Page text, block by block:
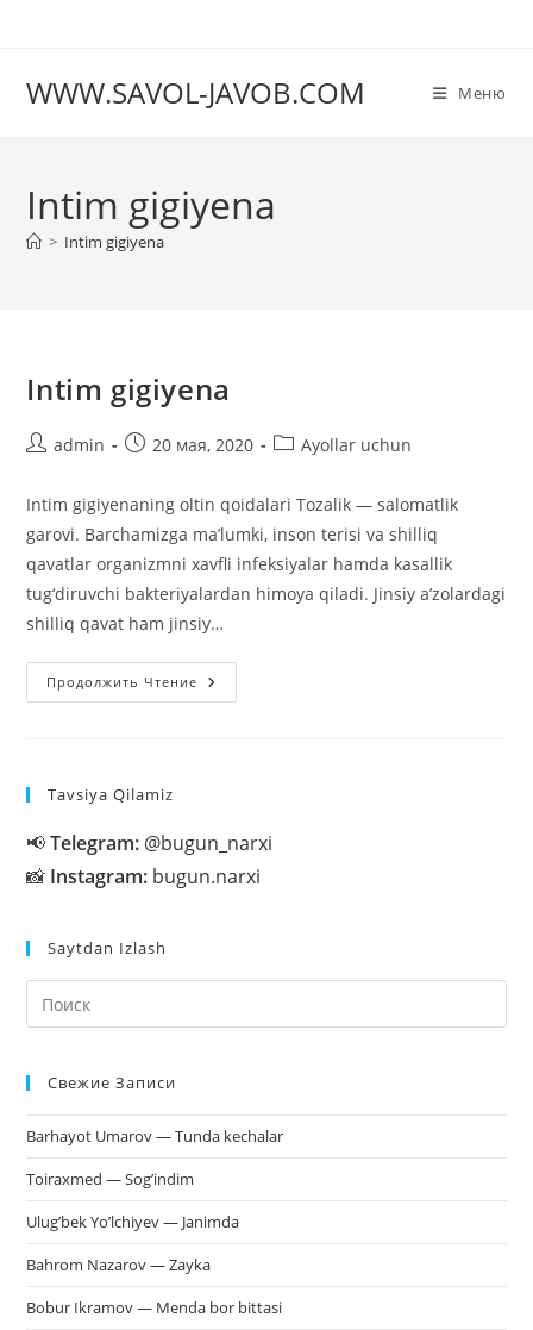
WWW.SAVOL-JAVOB.COM Меню
Intim gigiyena
> Intim gigiyena
Intim gigiyena
Авторadmin
Запись20 мая, 2020
Рубрика
Ayollar uchun
Intim gigiyenaning oltin qoidalari Tozalik — salomatlik
garovi. Barchamizga ma’­lumki, inson terisi va shilliq
qavatlar organizmni xavfli infeksiyalar hamda kasallik
tug‘diruvchi bakteriyalardan himoya qiladi. Jinsiy a’zolardagi
shilliq qavat ham jinsiy…
Продолжить Чтение Intim
Gigiyena
Tavsiya Qilamiz
📢Telegram: @bugun_narxi
📸 Instagram: bugun.narxi
Saytdan Izlash
Свежие Записи
Barhayot Umarov — Tunda kechalar
Toiraxmed — Sog’indim
Ulug’bek Yo’lchiyev — Janimda
Bahrom Nazarov — Zayka
Bobur Ikramov — Menda bor bittasi